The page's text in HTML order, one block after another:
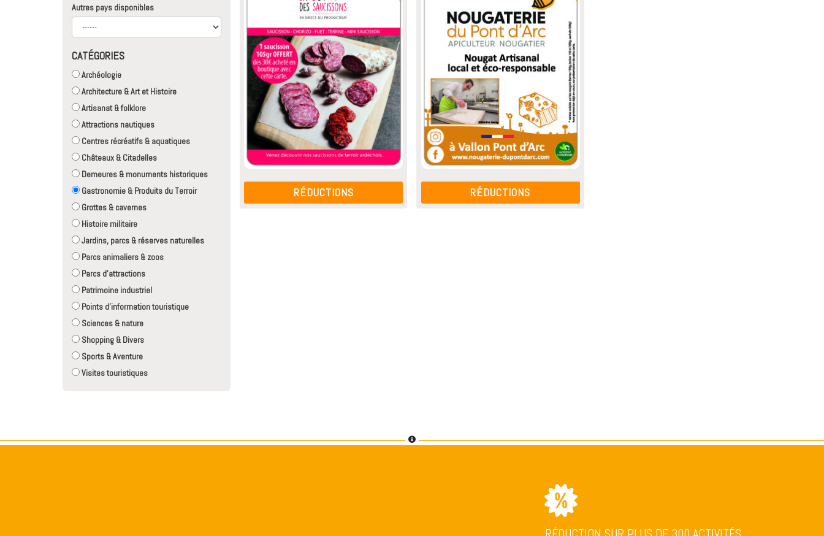
Autres pays disponibles
CATÉGORIES
Archéologie
Architecture & Art et Histoire
Artisanat & folklore
Attractions nautiques
Centres récréatifs & aquatiques
Châteaux & Citadelles
Demeures & monuments historiques
Gastronomie & Produits du Terroir
Grottes & cavernes
Histoire militaire
Jardins, parcs & réserves naturelles
Parcs animaliers & zoos
Parcs d'attractions
Patrimoine industriel
Points d'information touristique
Sciences & nature
Shopping & Divers
Sports & Aventure
Visites touristiques
RÉDUCTIONS RÉDUCTIONS